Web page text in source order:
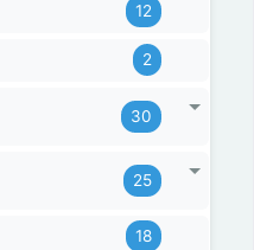
12
2
30
25
18